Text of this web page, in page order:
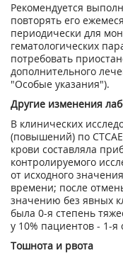
Рекомендуется
повторять его
периодически для
гематологических
потребовать
дополнительного
"Особые указания").
Другие изменения
В клинических
(повышений) по СТСАЕ
крови составляла
контролируемого
от исходного
времени; после
значению без явных
была 0-я степень
у 10% пациентов - 1-я
Тошнота и рвота